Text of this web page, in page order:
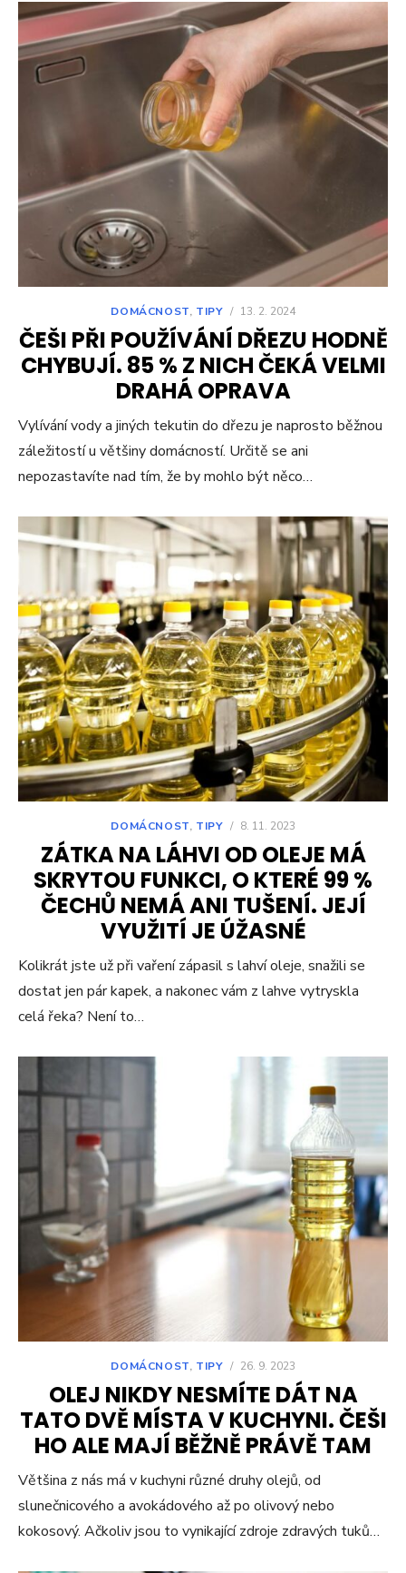
DOMÁCNOST, TIPY / 13. 2. 2024
ČEŠI PŘI POUŽÍVÁNÍ DŘEZU HODNĚ
CHYBUJÍ. 85 % Z NICH ČEKÁ VELMI
DRAHÁ OPRAVA
Vylívání vody a jiných tekutin do dřezu je naprosto běžnou
záležitostí u většiny domácností. Určitě se ani
nepozastavíte nad tím, že by mohlo být něco…
DOMÁCNOST, TIPY / 8. 11. 2023
ZÁTKA NA LÁHVI OD OLEJE MÁ
SKRYTOU FUNKCI, O KTERÉ 99 %
ČECHŮ NEMÁ ANI TUŠENÍ. JEJÍ
VYUŽITÍ JE ÚŽASNÉ
Kolikrát jste už při vaření zápasil s lahví oleje, snažili se
dostat jen pár kapek, a nakonec vám z lahve vytryskla
celá řeka? Není to…
DOMÁCNOST, TIPY / 26. 9. 2023
OLEJ NIKDY NESMÍTE DÁT NA
TATO DVĚ MÍSTA V KUCHYNI. ČEŠI
HO ALE MAJÍ BĚŽNĚ PRÁVĚ TAM
Většina z nás má v kuchyni různé druhy olejů, od
slunečnicového a avokádového až po olivový nebo
kokosový. Ačkoliv jsou to vynikající zdroje zdravých tuků…